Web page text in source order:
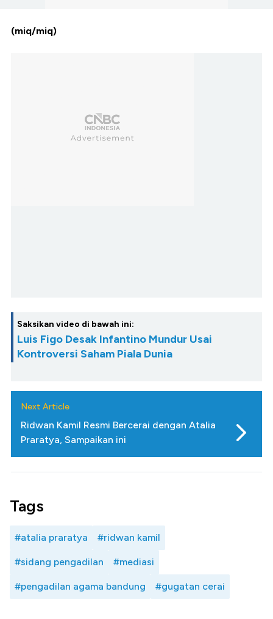
(miq/miq)
Saksikan video di bawah ini:
Luis Figo Desak Infantino Mundur Usai
Kontroversi Saham Piala Dunia
Next Article
Ridwan Kamil Resmi Bercerai dengan Atalia
Praratya, Sampaikan ini
Tags
#atalia praratya #ridwan kamil
#sidang pengadilan #mediasi
#pengadilan agama bandung #gugatan cerai